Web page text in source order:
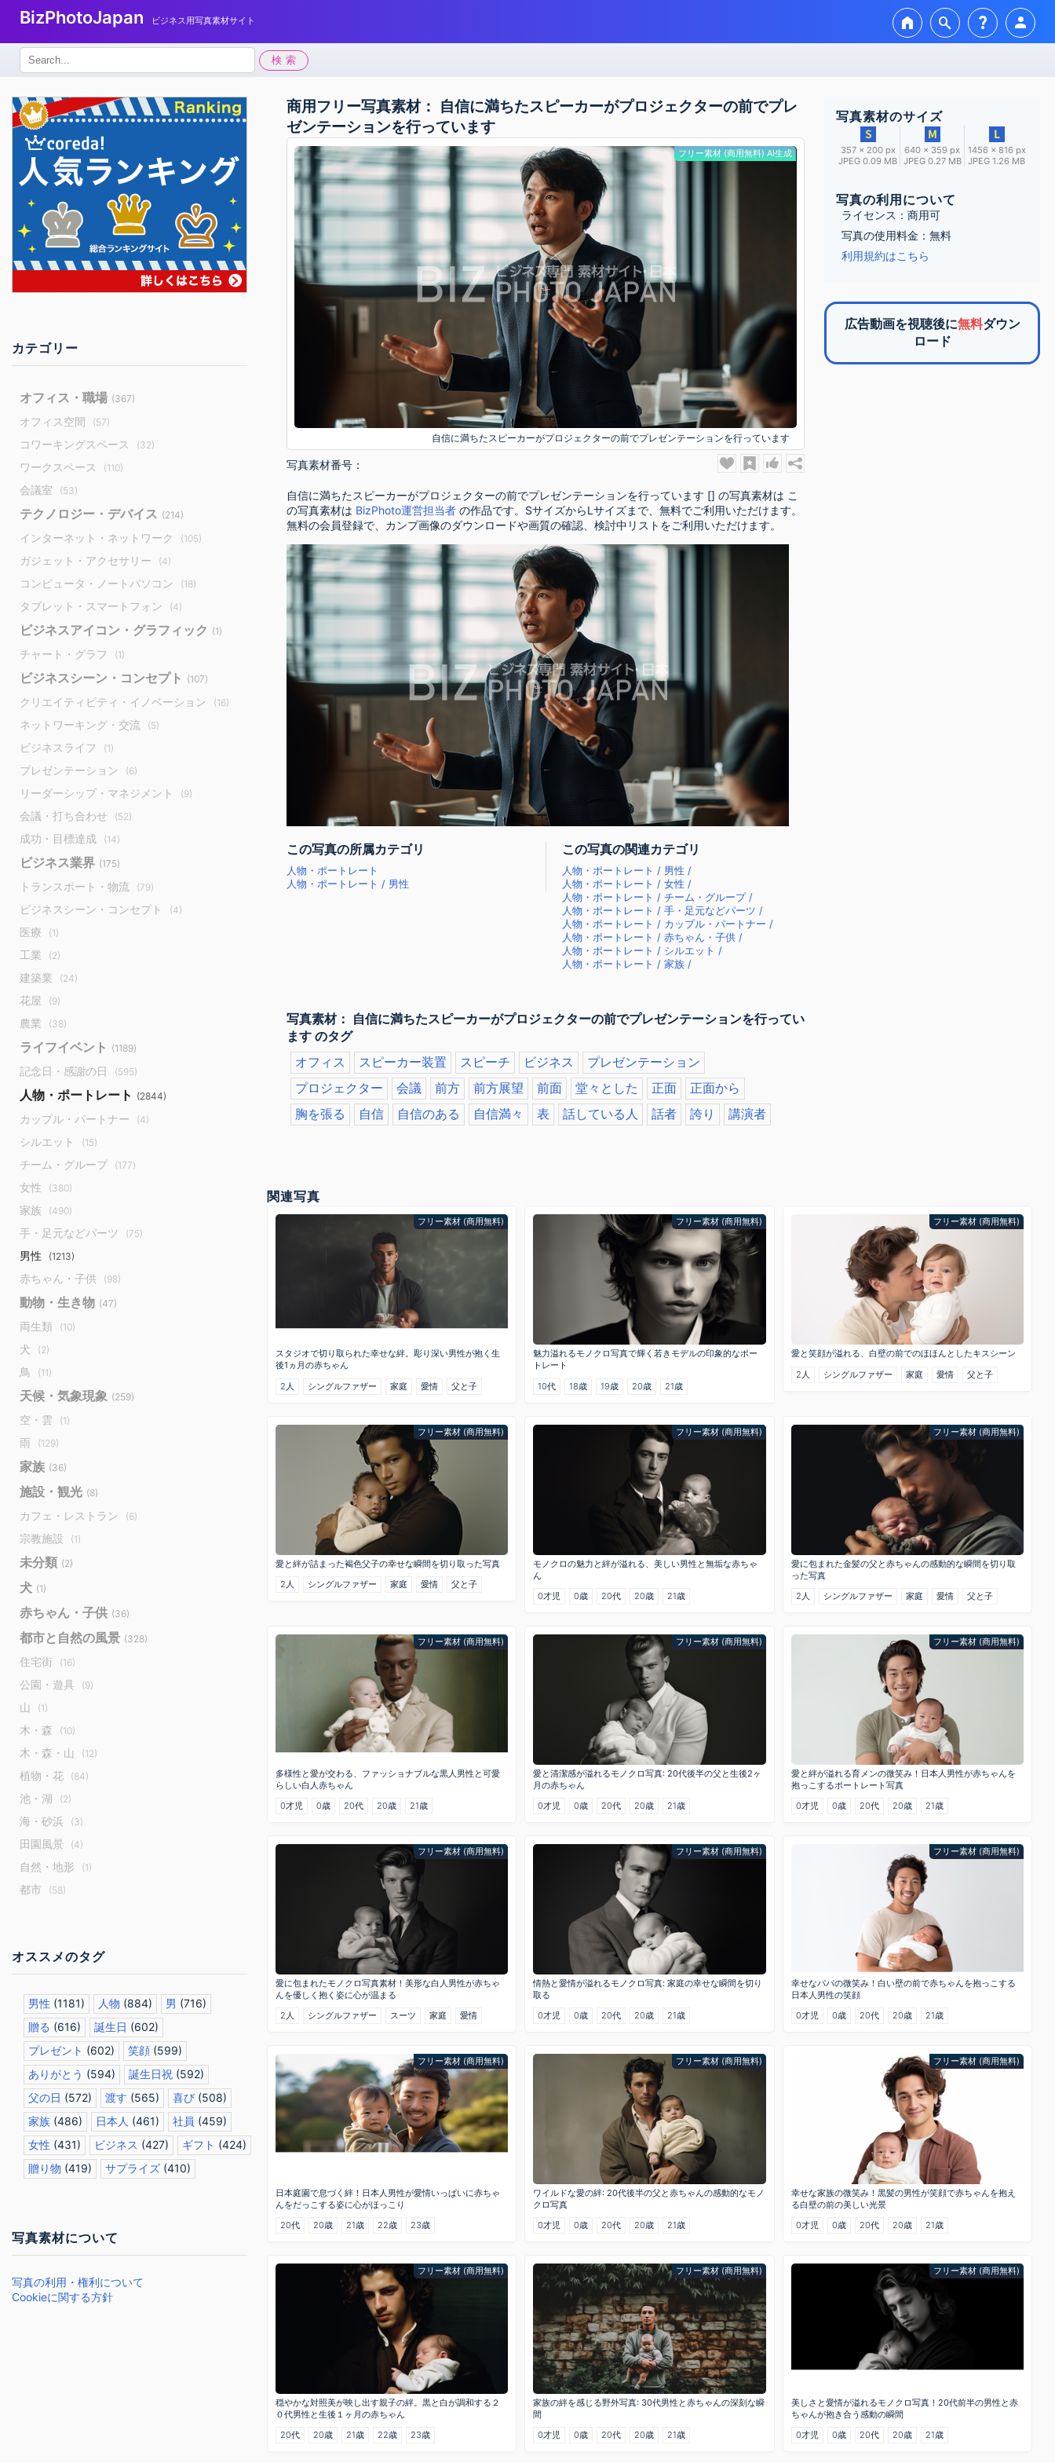
BizPhotoJapan ビジネス用写真素材サイト home search question_mark person
検
索:
検索
カテゴリー
オフィス・職場 (367)
オフィス空間 (57)
コワーキングスペース (32)
ワークスペース (110)
会議室 (53)
テクノロジー・デバイス (214)
インターネット・ネットワーク (105)
ガジェット・アクセサリー (4)
コンピュータ・ノートパソコン (18)
タブレット・スマートフォン (4)
ビジネスアイコン・グラフィック (1)
チャート・グラフ (1)
ビジネスシーン・コンセプト (107)
クリエイティビティ・イノベーション (16)
ネットワーキング・交流 (5)
ビジネスライフ (1)
プレゼンテーション (6)
リーダーシップ・マネジメント (9)
会議・打ち合わせ (52)
成功・目標達成 (14)
ビジネス業界 (175)
トランスポート・物流 (79)
ビジネスシーン・コンセプト (4)
医療 (1)
工業 (2)
建築業 (24)
花屋 (9)
農業 (38)
ライフイベント (1189)
記念日・感謝の日 (595)
人物・ポートレート (2844)
カップル・パートナー (4)
シルエット (15)
チーム・グループ (177)
女性 (380)
家族 (490)
手・足元などパーツ (75)
男性 (1213)
赤ちゃん・子供 (98)
動物・生き物 (47)
両生類 (10)
犬 (2)
鳥 (11)
天候・気象現象 (259)
空・雲 (1)
雨 (129)
家族 (36)
施設・観光 (8)
カフェ・レストラン (6)
宗教施設 (1)
未分類 (2)
犬 (1)
赤ちゃん・子供 (36)
都市と自然の風景 (328)
住宅街 (16)
公園・遊具 (9)
山 (1)
木・森 (10)
木・森・山 (12)
植物・花 (84)
池・湖 (2)
海・砂浜 (3)
田園風景 (4)
自然・地形 (1)
都市 (58)
オススメのタグ
男性 (1181) 人物 (884) 男 (716)
贈る (616) 誕生日 (602)
プレゼント (602) 笑顔 (599)
ありがとう (594) 誕生日祝 (592)
父の日 (572) 渡す (565) 喜び (508)
家族 (486) 日本人 (461) 社員 (459)
女性 (431) ビジネス (427) ギフト (424)
贈り物 (419) サプライズ (410)
写真素材について
写真の利用・権利について
Cookieに関する方針
商用フリー写真素材： 自信に満ちたスピーカーがプロジェクターの前でプレ
ゼンテーションを行っています
フリー素材 (商用無料) AI生成
自信に満ちたスピーカーがプロジェクターの前でプレゼンテーションを行っています
写真素材番号：
自信に満ちたスピーカーがプロジェクターの前でプレゼンテーションを行っています [] の写真素材は こ
の写真素材は BizPhoto運営担当者 の作品です。SサイズからLサイズまで、無料でご利用いただけます。
無料の会員登録で、カンプ画像のダウンロードや画質の確認、検討中リストをご利用いただけます。
この写真の所属カテゴリ
人物・ポートレート
人物・ポートレート / 男性
この写真の関連カテゴリ
人物・ポートレート / 男性 /
人物・ポートレート / 女性 /
人物・ポートレート / チーム・グループ /
人物・ポートレート / 手・足元などパーツ /
人物・ポートレート / カップル・パートナー /
人物・ポートレート / 赤ちゃん・子供 /
人物・ポートレート / シルエット /
人物・ポートレート / 家族 /
写真素材： 自信に満ちたスピーカーがプロジェクターの前でプレゼンテーションを行ってい
ます のタグ
オフィス
スピーカー装置 スピーチ ビジネス
プレゼンテーション
プロジェクター
会議 前方 前方展望 前面 堂々とした 正面
正面から
胸を張る
自信 自信のある 自信満々 表 話している人 話者 誇り 講演者
写真素材のサイズ
357 × 200 px
JPEG 0.09 MB
640 × 359 px
JPEG 0.27 MB
1456 × 816 px
JPEG 1.26 MB
写真の利用について
ライセンス：商用可
写真の使用料金：無料
利用規約はこちら
広告動画を視聴後に無料ダウン
ロード
関連写真
フリー素材 (商用無料)
スタジオで切り取られた幸せな絆。彫り深い男性が抱く生
後1ヵ月の赤ちゃん
2人
シングルファザー 家庭 愛情 父と子
フリー素材 (商用無料)
魅力溢れるモノクロ写真で輝く若きモデルの印象的なポー
トレート
10代
18歳 19歳 20歳 21歳
フリー素材 (商用無料)
愛と笑顔が溢れる、白壁の前でのほほんとしたキスシーン
2人
シングルファザー 家庭 愛情 父と子
フリー素材 (商用無料)
愛と絆が詰まった褐色父子の幸せな瞬間を切り取った写真
2人
シングルファザー 家庭 愛情 父と子
フリー素材 (商用無料)
モノクロの魅力と絆が溢れる、美しい男性と無垢な赤ちゃ
ん
0才児
0歳 20代 20歳 21歳
フリー素材 (商用無料)
愛に包まれた金髪の父と赤ちゃんの感動的な瞬間を切り取
った写真
2人
シングルファザー 家庭 愛情 父と子
フリー素材 (商用無料)
多様性と愛が交わる、ファッショナブルな黒人男性と可愛
らしい白人赤ちゃん
0才児
0歳 20代 20歳 21歳
フリー素材 (商用無料)
愛と清潔感が溢れるモノクロ写真: 20代後半の父と生後2ヶ
月の赤ちゃん
0才児
0歳 20代 20歳 21歳
フリー素材 (商用無料)
愛と絆が溢れる育メンの微笑み！日本人男性が赤ちゃんを
抱っこするポートレート写真
0才児
0歳 20代 20歳 21歳
フリー素材 (商用無料)
愛に包まれたモノクロ写真素材！美形な白人男性が赤ちゃ
んを優しく抱く姿に心が温まる
2人
シングルファザー スーツ 家庭 愛情
フリー素材 (商用無料)
情熱と愛情が溢れるモノクロ写真: 家庭の幸せな瞬間を切り
取る
0才児
0歳 20代 20歳 21歳
フリー素材 (商用無料)
幸せなパパの微笑み！白い壁の前で赤ちゃんを抱っこする
日本人男性の笑顔
0才児
0歳 20代 20歳 21歳
フリー素材 (商用無料)
日本庭園で息づく絆！日本人男性が愛情いっぱいに赤ちゃ
んをだっこする姿に心がほっこり
20代
20歳 21歳 22歳 23歳
フリー素材 (商用無料)
ワイルドな愛の絆: 20代後半の父と赤ちゃんの感動的なモノ
クロ写真
0才児
0歳 20代 20歳 21歳
フリー素材 (商用無料)
幸せな家族の微笑み！黒髪の男性が笑顔で赤ちゃんを抱え
る白壁の前の美しい光景
0才児
0歳 20代 20歳 21歳
フリー素材 (商用無料)
穏やかな対照美が映し出す親子の絆。黒と白が調和する２
０代男性と生後１ヶ月の赤ちゃん
20代
20歳 21歳 22歳 23歳
フリー素材 (商用無料)
家族の絆を感じる野外写真: 30代男性と赤ちゃんの深刻な瞬
間
0才児
0歳 20代 20歳 21歳
フリー素材 (商用無料)
美しさと愛情が溢れるモノクロ写真！20代前半の男性と赤
ちゃんが抱き合う感動の瞬間
0才児
0歳 20代 20歳 21歳